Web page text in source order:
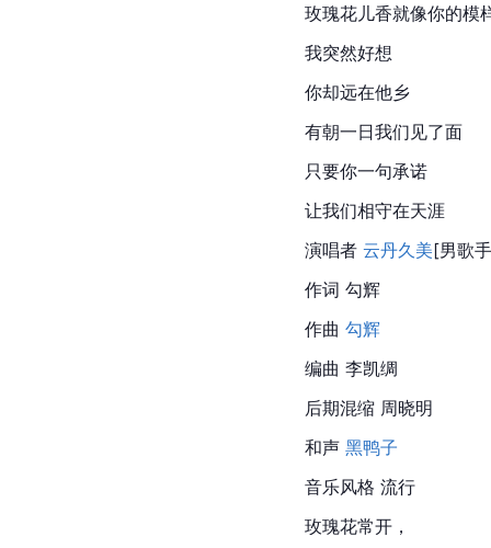
玫瑰花儿香就像你的模
我突然好想
你却远在他乡
有朝一日我们见了面
只要你一句承诺
让我们相守在天涯
演唱者 云丹久美[男歌
作词 勾辉
作曲 勾辉
编曲 李凯绸
后期混缩 周晓明
和声 黑鸭子
音乐风格 流行
玫瑰花常开，